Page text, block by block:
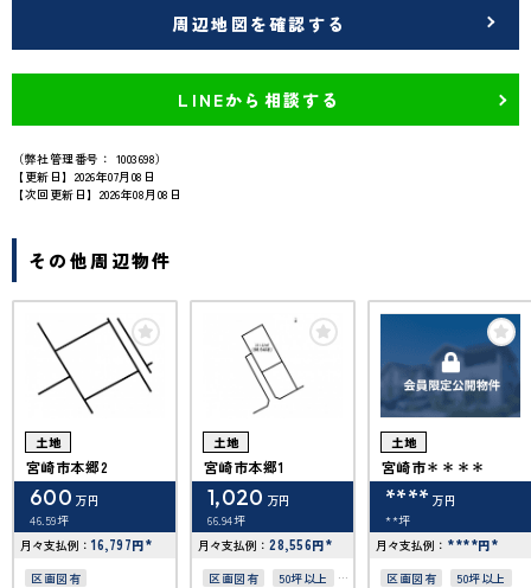
周辺地図を確認する
LINEから相談する
（弊社管理番号： 1003698）
【更新日】2026年07月08日
【次回更新日】2026年08月08日
その他周辺物件
土地
宮崎市本郷2
600 万円
46.59坪
月々支払例： 16,797円*
区画図有
土地
宮崎市本郷1
1,020 万円
66.94坪
月々支払例： 28,556円*
区画図有
50坪以上
土地
宮崎市＊＊＊＊
**** 万円
**坪
月々支払例： ****円*
区画図有
50坪以上